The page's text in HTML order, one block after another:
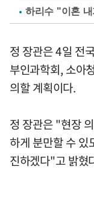
하리수 "이혼
정 장관은 4일 전
부인과학회, 소아
의할 계획이다.
정 장관은 "현장
하게 분만할 수 있
진하겠다"고 밝혔